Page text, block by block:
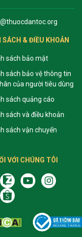
SÁCH & ĐIỀU KHOẢN
sách bảo mật
sách bảo vệ thông tin
của người tiêu dùng
sách quảng cáo
sách và điều khoản
sách vận chuyển
VỚI CHÚNG TÔI